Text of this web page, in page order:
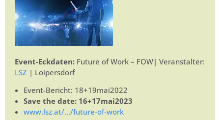
Event-Eckdaten: Future of Work – FOW| Veranstalter:
LSZ | Loipersdorf
Event-Bericht: 18+19mai2022
Save the date: 16+17mai2023
www.lsz.at/…/future-of-work